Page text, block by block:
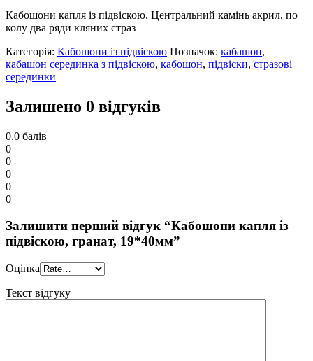
Кабошони капля із підвіскою. Центральний камінь акрил, по
колу два ряди кляних страз
Категорія: Кабошони із підвіскою Позначок: кабашон,
кабашон серединка з підвіскою, кабошон, підвіски, стразові
серединки
Залишено 0 відгуків
0.0 балів
0
0
0
0
0
Залишити перший відгук “Кабошони капля із
підвіскою, гранат, 19*40мм”
Оцінка
Текст відгуку